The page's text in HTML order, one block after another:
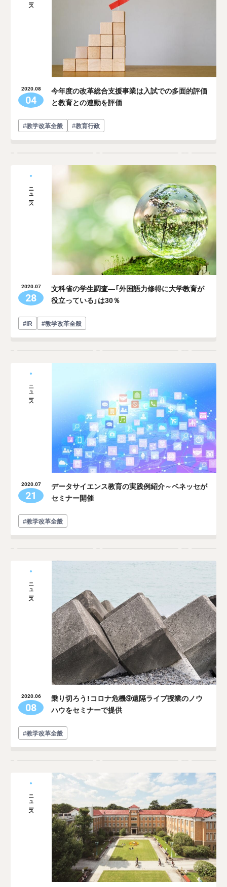
2020.08
04
今年度の改革総合支援事業は入試での多面的評価
と教育との連動を評価
#教学改革全般 #教育行政
ニュース
2020.07
28
文科省の学生調査―「外国語力修得に大学教育が
役立っている」は30％
#IR #教学改革全般
ニュース
2020.07
21
データサイエンス教育の実践例紹介～ベネッセが
セミナー開催
#教学改革全般
ニュース
2020.06
08
乗り切ろう！コロナ危機➈遠隔ライブ授業のノウ
ハウをセミナーで提供
#教学改革全般
ニュース